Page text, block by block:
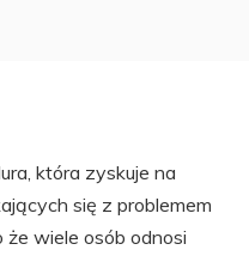
która zyskuje na
się z problemem
że wiele osób odnosi